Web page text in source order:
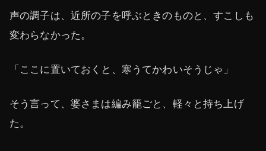
声の調子は、近所の子を呼ぶときのものと、すこしも
変わらなかった。
「ここに置いておくと、寒うてかわいそうじゃ」
そう言って、婆さまは編み籠ごと、軽々と持ち上げ
た。